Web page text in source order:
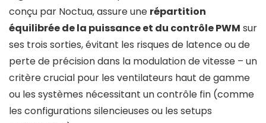
conçu par Noctua, assure une répartition
équilibrée de la puissance et du contrôle PWM sur
ses trois sorties, évitant les risques de latence ou de
perte de précision dans la modulation de vitesse – un
critère crucial pour les ventilateurs haut de gamme
ou les systèmes nécessitant un contrôle fin (comme
les configurations silencieuses ou les setups